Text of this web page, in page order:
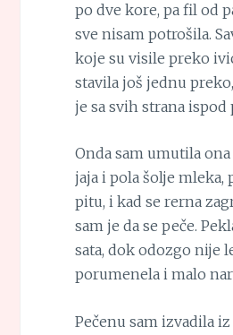
po dve kore, pa fil od
sve nisam potrošila.
koje su visile preko
stavila još jednu
je sa svih strana ispod
Onda sam umutila ona
jaja i pola šolje mleka,
pitu, i kad se rerna
sam je da se peče.
sata, dok odozgo nije
porumenela i malo
Pečenu sam izvadila